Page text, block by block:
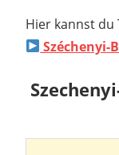
Hier kannst du
Széchenyi-